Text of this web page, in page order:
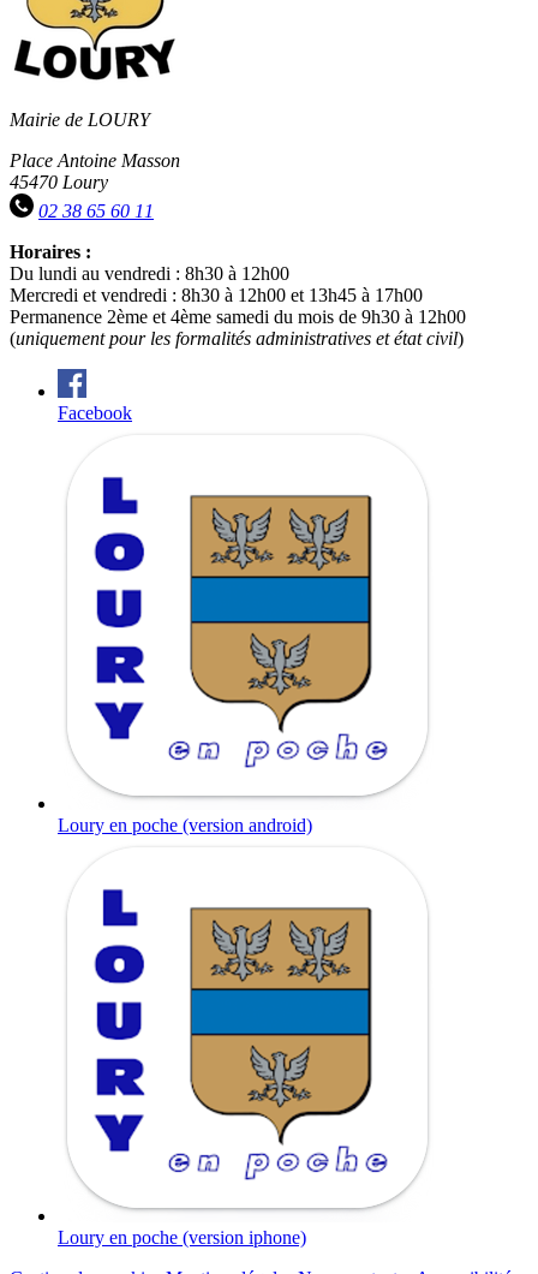
Mairie de LOURY
Place Antoine Masson
45470 Loury
02 38 65 60 11
Horaires :
Du lundi au vendredi : 8h30 à 12h00
Mercredi et vendredi : 8h30 à 12h00 et 13h45 à 17h00
Permanence 2ème et 4ème samedi du mois de 9h30 à 12h00
(uniquement pour les formalités administratives et état civil)
Facebook
Loury en poche (version android)
Loury en poche (version iphone)